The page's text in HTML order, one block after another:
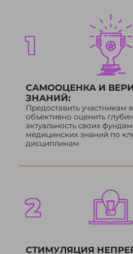
1
САМООЦЕНКА И
ЗНАНИЙ:
Предоставить участникам
объективно оценить
актуальность своих
медицинских знаний по
дисциплинам
2
СТИМУЛЯЦИЯ